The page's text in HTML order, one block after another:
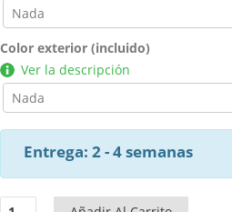
Color exterior (incluido)
Ver la descripción
Entrega: 2 - 4 semanas
Cabina